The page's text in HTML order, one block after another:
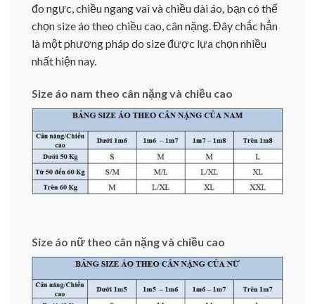
đo ngực, chiều ngang vai và chiều dài áo, bạn có thể
chọn size áo theo chiều cao, cân nặng. Đây chắc hẳn
là một phương pháp do size được lựa chọn nhiều
nhất hiện nay.
Size áo nam theo cân nặng và chiều cao
Size áo nữ theo cân nặng và chiều cao